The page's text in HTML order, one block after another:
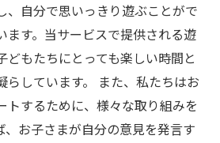
、自分で思いっきり遊ぶことがで
ます。当サービスで提供される遊
どもたちにとっても楽しい時間と
らしています。 また、私たちはお
トするために、様々な取り組みを
、お子さまが自分の意見を発言す